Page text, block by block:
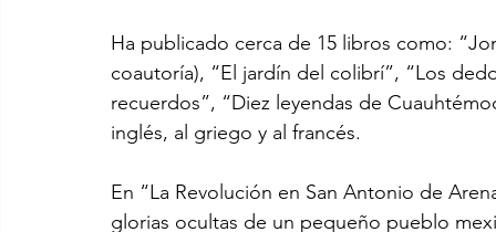
Ha publicado cerca de 15 libros como:
coautoría), “El jardín del colibrí”, “Los
recuerdos”, “Diez leyendas de
inglés, al griego y al francés.
En “La Revolución en San Antonio de
glorias ocultas de un pequeño pueblo